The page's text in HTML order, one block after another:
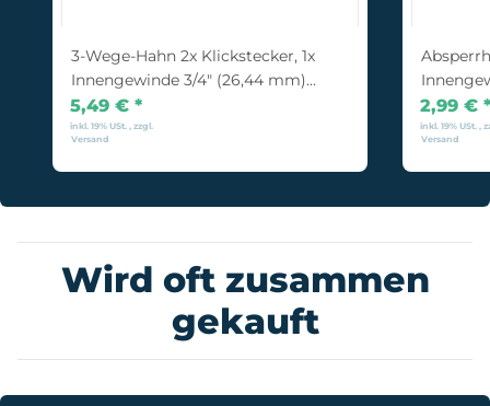
3-Wege-Hahn 2x Klickstecker, 1x
Innengewinde 3/4" (26,44 mm)
Kunststoff
5,49 € *
inkl. 19% USt. , zzgl.
Versand
2,99 € *
inkl. 19% USt. ,
Versand
Wird oft zusammen
gekauft